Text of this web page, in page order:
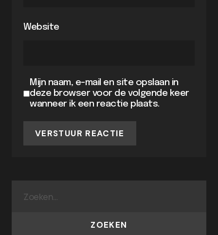
Website
Mijn naam, e-mail en site opslaan in
deze browser voor de volgende keer
wanneer ik een reactie plaats.
VERSTUUR REACTIE
ZOEKEN